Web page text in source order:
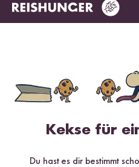
Jetzt
*Das Digitale Rezeptbuch wird dir nach
per E-Mail zugeschickt.
Kekse für
Du hast es dir bestimmt